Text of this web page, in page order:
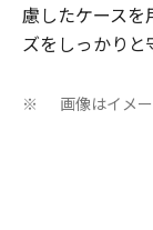
慮したケース
ズをしっかりと
※ 画像はイメ